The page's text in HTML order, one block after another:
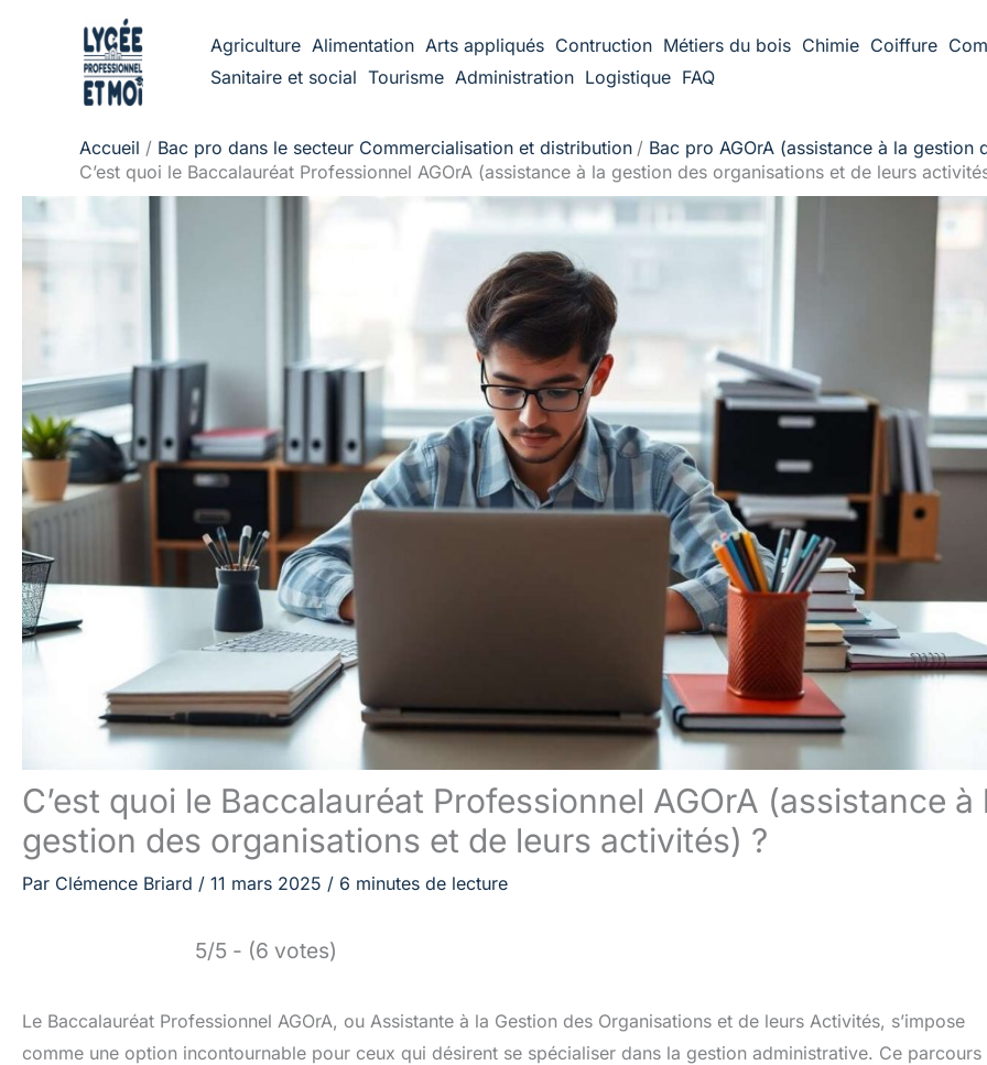
Agriculture Alimentation Arts appliqués Contruction Métiers du bois Chimie Coiffure
Sanitaire et social Tourisme Administration Logistique FAQ
Accueil Bac pro dans le secteur Commercialisation et distribution
Bac pro AGOrA (assistance à la
C’est quoi le Baccalauréat Professionnel AGOrA (assistance à la gestion des organisations et de leurs
C’est quoi le Baccalauréat Professionnel AGOrA (assistance à
gestion des organisations et de leurs activités) ?
Par Clémence Briard / 11 mars 2025 / 6 minutes de lecture
5/5 - (6 votes)
Le Baccalauréat Professionnel AGOrA, ou Assistante à la Gestion des Organisations et de leurs Activités, s’impose
comme une option incontournable pour ceux qui désirent se spécialiser dans la gestion administrative. Ce parcours